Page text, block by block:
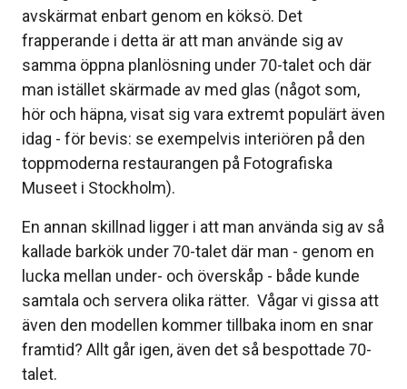
avskärmat enbart genom en köksö. Det
frapperande i detta är att man använde sig av
samma öppna planlösning under 70-talet och där
man istället skärmade av med glas (något som,
hör och häpna, visat sig vara extremt populärt även
idag - för bevis: se exempelvis interiören på den
toppmoderna restaurangen på Fotografiska
Museet i Stockholm).
En annan skillnad ligger i att man använda sig av så
kallade barkök under 70-talet där man - genom en
lucka mellan under- och överskåp - både kunde
samtala och servera olika rätter. Vågar vi gissa att
även den modellen kommer tillbaka inom en snar
framtid? Allt går igen, även det så bespottade 70-
talet.